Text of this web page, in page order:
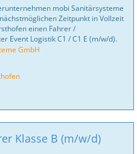
mobi Sanitär­systeme
Zeitpunkt in Vollzeit
einen Fahrer /
Event Logistik C1 / C1 E (m/w/d).
GmbH
Klasse B (m/w/d)